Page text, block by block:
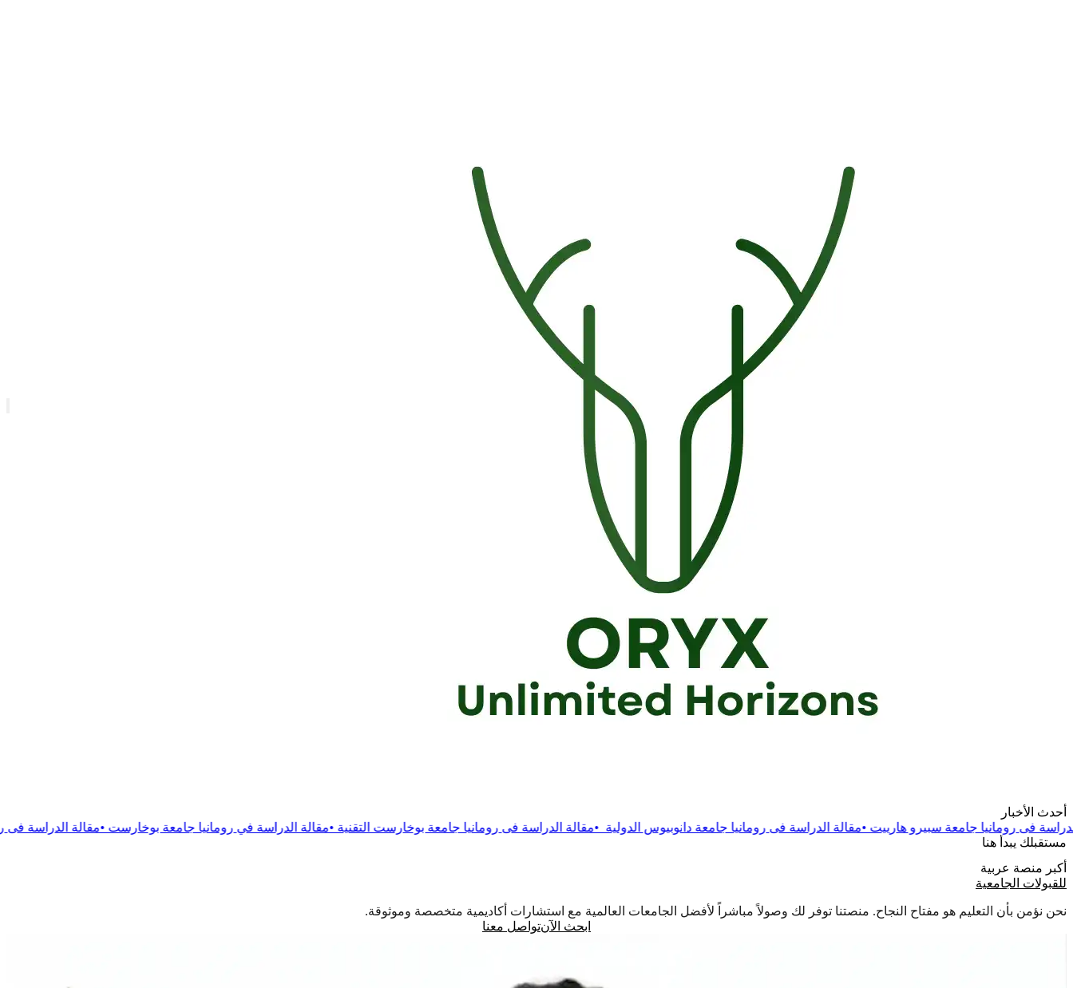
أحدث الأخبار
جامعة سبيرو هارييت •مقالة الدراسة فى رومانيا جامعة دانوبيوس الدولية • مقالة الدراسة فى رومانيا جامعة بوخارست التقنية •مقالة الدراسة في رومانيا جامعة بوخارست •مقالة الدراسة فى رومانيا جامعة
مستقبلك يبدأ هنا
أكبر منصة عربية
للقبولات الجامعية
نحن نؤمن بأن التعليم هو مفتاح النجاح. منصتنا توفر لك وصولاً مباشراً لأفضل الجامعات العالمية مع استشارات أكاديمية متخصصة وموثوقة.
ابحث الآنتواصل معنا